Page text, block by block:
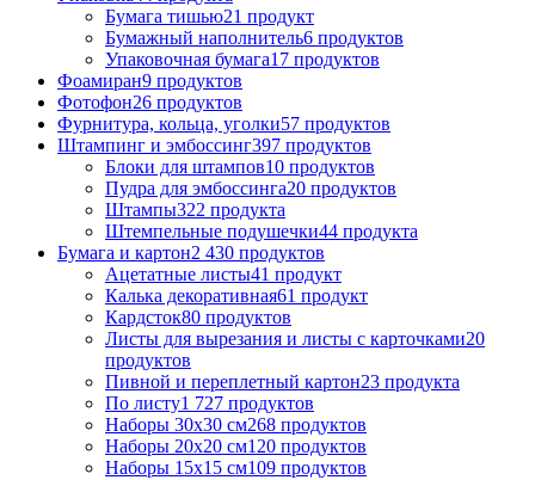
Бумага тишью21 продукт
Бумажный наполнитель6 продуктов
Упаковочная бумага17 продуктов
Фоамиран9 продуктов
Фотофон26 продуктов
Фурнитура, кольца, уголки57 продуктов
Штампинг и эмбоссинг397 продуктов
Блоки для штампов10 продуктов
Пудра для эмбоссинга20 продуктов
Штампы322 продукта
Штемпельные подушечки44 продукта
Бумага и картон2 430 продуктов
Ацетатные листы41 продукт
Калька декоративная61 продукт
Кардсток80 продуктов
Листы для вырезания и листы с карточками20
продуктов
Пивной и переплетный картон23 продукта
По листу1 727 продуктов
Наборы 30х30 см268 продуктов
Наборы 20х20 см120 продуктов
Наборы 15х15 см109 продуктов